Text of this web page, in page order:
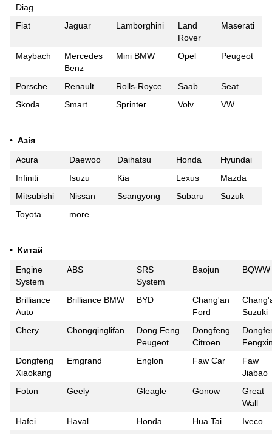
Diag
Fiat Jaguar Lamborghini
Land
Rover
Maserati
Maybach
Mercedes
Benz
Mini BMW Opel Peugeot
Porsche Renault Rolls-Royce Saab
Seat
Skoda
Smart Sprinter Volv VW
• Азія
Acura
Daewoo Daihatsu Honda
Hyundai
Infiniti
Isuzu Kia Lexus
Mazda
Mitsubishi
Nissan Ssangyong Subaru
Suzuk
Toyota
more...
• Китай
Engine
System
ABS
SRS
System
Baojun BQWW
Brilliance
Auto
Brilliance BMW BYD
Chang'an
Ford
Suzuki
Chery
Chongqinglifan
Dong Feng
Peugeot
Dongfeng
Citroen
Dongfeng
Xiaokang
Emgrand Englon Faw Car
Faw
Jiabao
Foton
Geely Gleagle Gonow
Great
Wall
Hafei
Haval Honda Hua Tai
Iveco